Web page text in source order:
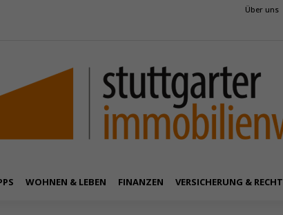
Über uns
WOHNEN & LEBEN FINANZEN VERSICHERUNG & RECHT